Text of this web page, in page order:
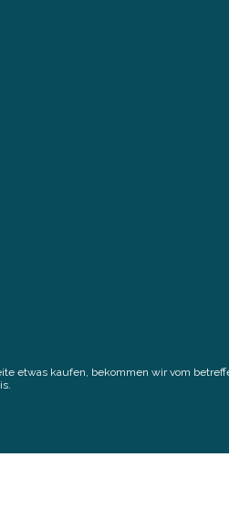
etwas kaufen, bekommen wir vom